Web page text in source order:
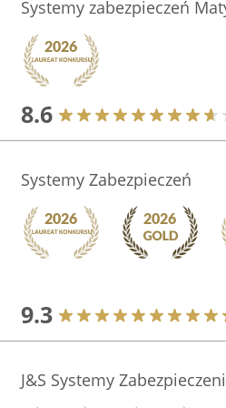
Systemy zabezpieczeń
8.6
Systemy Zabezpieczeń
9.3
J&S Systemy